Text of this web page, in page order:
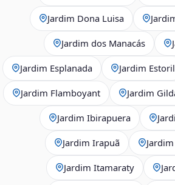
Jardim Dona Luisa
Jardim dos Manacás
Jardim Esplanada Jardim Estoril
Jardim Flamboyant Jardim
Jardim Ibirapuera
Jardim Irapuã
Jardim Itamaraty